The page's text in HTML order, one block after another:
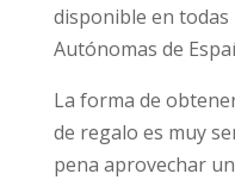
disponible en todas
Autónomas de
La forma de
de regalo es muy
pena aprovechar